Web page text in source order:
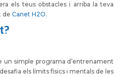
els teus obstacles i arriba la teva
de Canet H2O.
un simple programa d’entrenament
els límits físics i mentals de les